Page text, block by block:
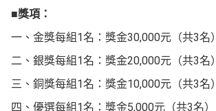
■獎項：
一、金獎每組1名：獎金30,000元（共3名）
二、銀獎每組1名：獎金20,000元（共3名）
三、銅獎每組1名：獎金10,000元（共3名）
四、優選每組1名：獎金5,000元（共3名）